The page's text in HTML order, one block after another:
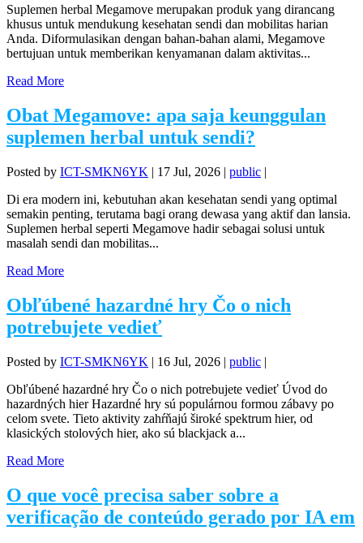
Suplemen herbal Megamove merupakan produk yang dirancang
khusus untuk mendukung kesehatan sendi dan mobilitas harian
Anda. Diformulasikan dengan bahan-bahan alami, Megamove
bertujuan untuk memberikan kenyamanan dalam aktivitas...
Read More
Obat Megamove: apa saja keunggulan
suplemen herbal untuk sendi?
Posted by ICT-SMKN6YK | 17 Jul, 2026 | public |
Di era modern ini, kebutuhan akan kesehatan sendi yang optimal
semakin penting, terutama bagi orang dewasa yang aktif dan lansia.
Suplemen herbal seperti Megamove hadir sebagai solusi untuk
masalah sendi dan mobilitas...
Read More
Obľúbené hazardné hry Čo o nich
potrebujete vedieť
Posted by ICT-SMKN6YK | 16 Jul, 2026 | public |
Obľúbené hazardné hry Čo o nich potrebujete vedieť Úvod do
hazardných hier Hazardné hry sú populárnou formou zábavy po
celom svete. Tieto aktivity zahŕňajú široké spektrum hier, od
klasických stolových hier, ako sú blackjack a...
Read More
O que você precisa saber sobre a
verificação de conteúdo gerado por IA em